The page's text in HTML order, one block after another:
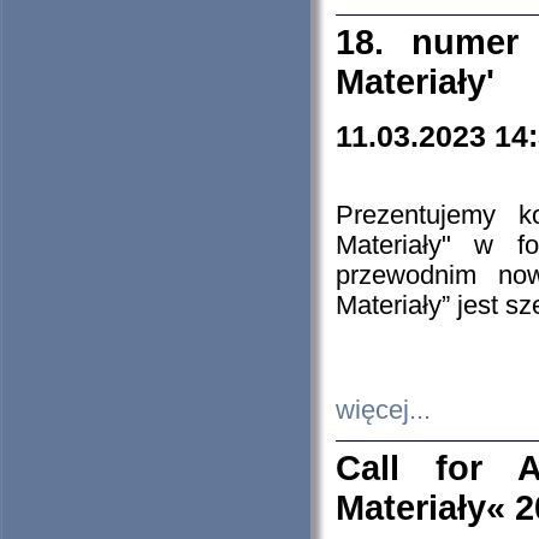
18. numer
Materiały'
11.03.2023
Prezentujemy
Materiały" w
przewodnim
Materiały” jest
więcej...
Call for
Materiały«